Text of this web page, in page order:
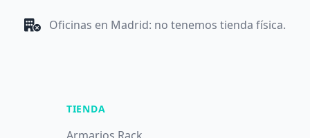
Oficinas en Madrid: no tenemos tienda física.
TIENDA